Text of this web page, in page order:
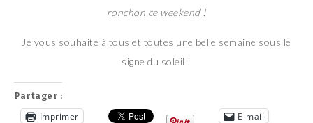
ronchon ce weekend !
Je vous souhaite à tous et toutes une belle semaine sous le
signe du soleil !
Partager :
Imprimer E-mail